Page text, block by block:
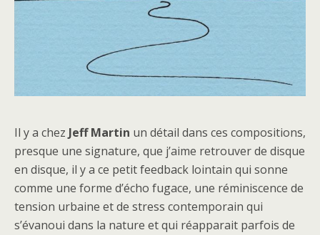
Il y a chez Jeff Martin un détail dans ces compositions,
presque une signature, que j’aime retrouver de disque
en disque, il y a ce petit feedback lointain qui sonne
comme une forme d’écho fugace, une réminiscence de
tension urbaine et de stress contemporain qui
s’évanoui dans la nature et qui réapparait parfois de